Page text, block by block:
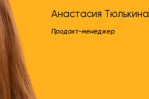
Анастасия Тюлькина
Продакт-менеджер